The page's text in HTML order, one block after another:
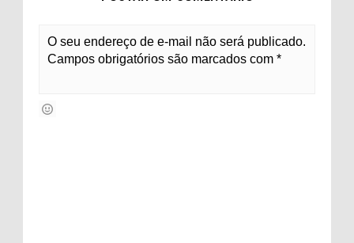
O seu endereço de e-mail não será publicado.
Campos obrigatórios são marcados com *